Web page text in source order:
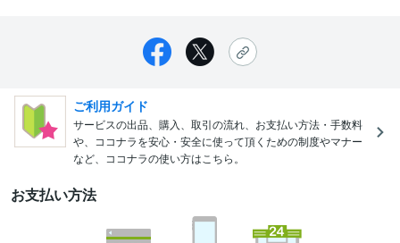
ご利用ガイド
サービスの出品、購入、取引の流れ、お支払い方法・手数料
や、ココナラを安心・安全に使って頂くための制度やマナー
など、ココナラの使い方はこちら。
お支払い方法